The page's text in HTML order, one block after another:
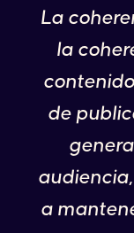
La
la
de
a